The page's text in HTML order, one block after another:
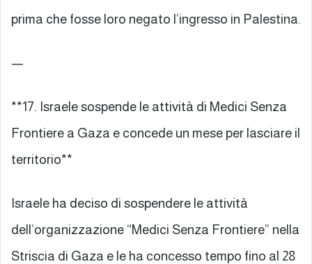
prima che fosse loro negato l’ingresso in Palestina.
—
**17. Israele sospende le attività di Medici Senza
Frontiere a Gaza e concede un mese per lasciare il
territorio**
Israele ha deciso di sospendere le attività
dell’organizzazione “Medici Senza Frontiere” nella
Striscia di Gaza e le ha concesso tempo fino al 28